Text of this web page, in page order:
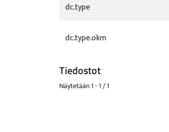
dc.type
dc.type.okm
Tiedostot
Näytetään1 - 1 / 1